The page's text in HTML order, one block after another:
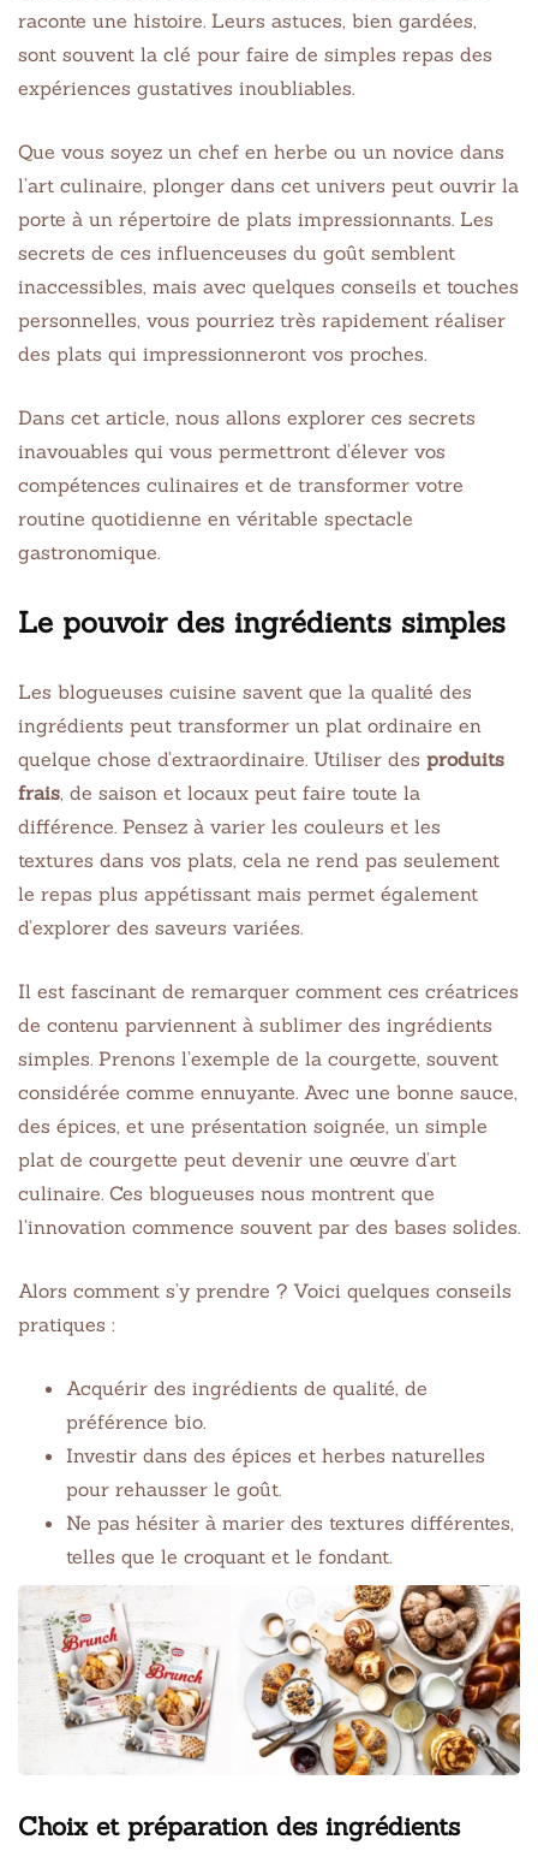
raconte une histoire. Leurs astuces, bien gardées,
sont souvent la clé pour faire de simples repas des
expériences gustatives inoubliables.
Que vous soyez un chef en herbe ou un novice dans
l’art culinaire, plonger dans cet univers peut ouvrir la
porte à un répertoire de plats impressionnants. Les
secrets de ces influenceuses du goût semblent
inaccessibles, mais avec quelques conseils et touches
personnelles, vous pourriez très rapidement réaliser
des plats qui impressionneront vos proches.
Dans cet article, nous allons explorer ces secrets
inavouables qui vous permettront d’élever vos
compétences culinaires et de transformer votre
routine quotidienne en véritable spectacle
gastronomique.
Le pouvoir des ingrédients simples
Les blogueuses cuisine savent que la qualité des
ingrédients peut transformer un plat ordinaire en
quelque chose d’extraordinaire. Utiliser des produits
frais, de saison et locaux peut faire toute la
différence. Pensez à varier les couleurs et les
textures dans vos plats, cela ne rend pas seulement
le repas plus appétissant mais permet également
d’explorer des saveurs variées.
Il est fascinant de remarquer comment ces créatrices
de contenu parviennent à sublimer des ingrédients
simples. Prenons l’exemple de la courgette, souvent
considérée comme ennuyante. Avec une bonne sauce,
des épices, et une présentation soignée, un simple
plat de courgette peut devenir une œuvre d’art
culinaire. Ces blogueuses nous montrent que
l’innovation commence souvent par des bases solides.
Alors comment s’y prendre ? Voici quelques conseils
pratiques :
Acquérir des ingrédients de qualité, de
préférence bio.
Investir dans des épices et herbes naturelles
pour rehausser le goût.
Ne pas hésiter à marier des textures différentes,
telles que le croquant et le fondant.
Choix et préparation des ingrédients